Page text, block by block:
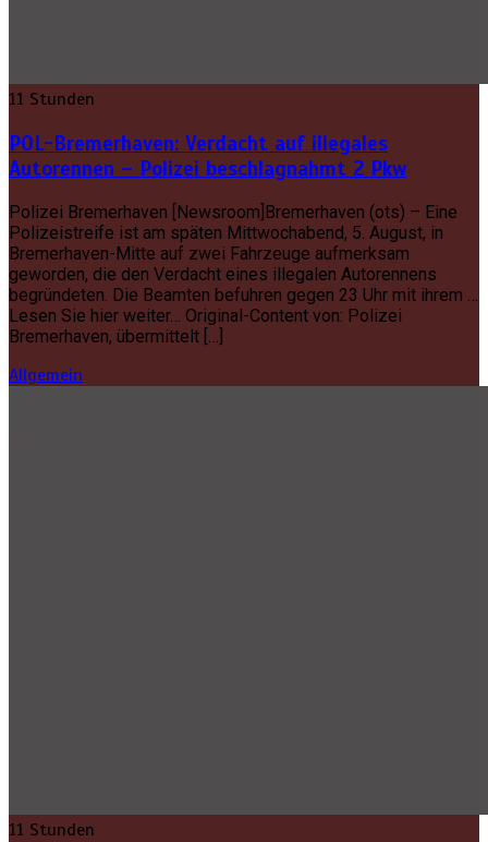
11 Stunden
POL-Bremerhaven: Verdacht auf illegales
Autorennen – Polizei beschlagnahmt 2 Pkw
Polizei Bremerhaven [Newsroom]Bremerhaven (ots) – Eine
Polizeistreife ist am späten Mittwochabend, 5. August, in
Bremerhaven-Mitte auf zwei Fahrzeuge aufmerksam
geworden, die den Verdacht eines illegalen Autorennens
begründeten. Die Beamten befuhren gegen 23 Uhr mit ihrem …
Lesen Sie hier weiter… Original-Content von: Polizei
Bremerhaven, übermittelt […]
Allgemein
11 Stunden